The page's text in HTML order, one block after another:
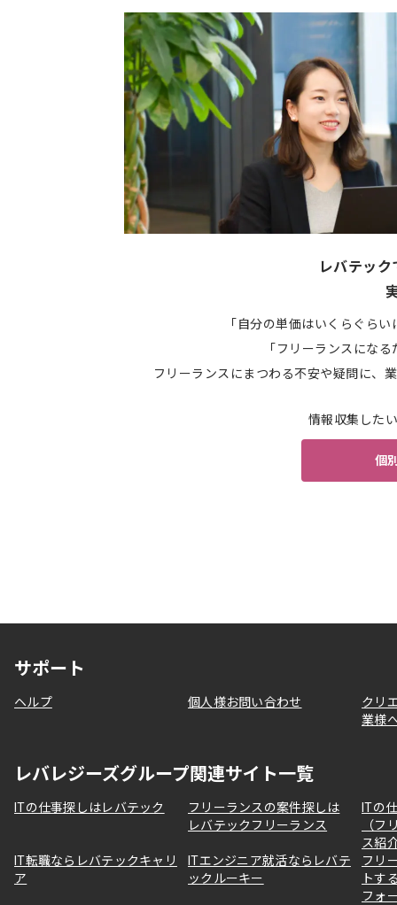
レバテッ
「自分の単価はいくらぐら
「フリーランスにな
フリーランスにまつわる不安や疑問に、
情報収集した
個
サポート
ヘルプ 個人様お問い合わせ
クリ
業様
レバレジーズグループ関連サイト一覧
ITの仕事探しはレバテック
フリーランスの案件探しは
レバテックフリーランス
ITの
（フ
ス紹
IT転職ならレバテックキャリ
ア
ITエンジニア就活ならレバテ
ックルーキー
フリ
トす
フォ